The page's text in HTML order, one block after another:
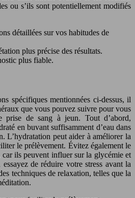
ou s’ils sont potentiellement modifiés
détaillées sur vos habitudes de
plus précise des résultats.
plus fiable.
spécifiques mentionnées ci-dessus, il
que vous pouvez suivre pour vous
prise de sang à jeun. Tout d’abord,
en buvant suffisamment d’eau dans
L’hydratation peut aider à améliorer la
le prélèvement. Évitez également le
car ils peuvent influer sur la glycémie et
de réduire votre stress avant la
techniques de relaxation, telles que la